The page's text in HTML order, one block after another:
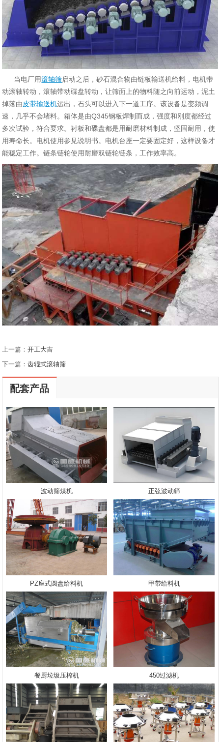
当电厂用滚轴筛启动之后，砂石混合物由链板输送机给料，电机带
动滚轴转动，滚轴带动碟盘转动，让筛面上的物料随之向前运动，泥土
掉落由皮带输送机运出，石头可以进入下一道工序。该设备是变频调
速，几乎不会堵料。箱体是由Q345钢板焊制而成，强度和刚度都经过
多次试验，符合要求。衬板和碟盘都是用耐磨材料制成，坚固耐用，使
用寿命长。电机使用参见说明书。电机台座一定要固定好，这样设备才
能稳定工作。链条链轮使用耐磨双链轮链条，工作效率高。
上一篇：开工大吉
下一篇：齿辊式滚轴筛
配套产品
波动筛煤机 正弦波动筛
PZ座式圆盘给料机 甲带给料机
餐厨垃圾压榨机 450过滤机